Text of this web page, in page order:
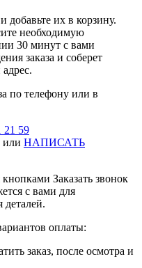
их в корзину.
необходимую
30 минут с вами
заказа и соберет
по телефону или в
21 59
или НАПИСАТЬ
Заказать звонок
с вами для
деталей.
оплаты:
заказ, после осмотра и